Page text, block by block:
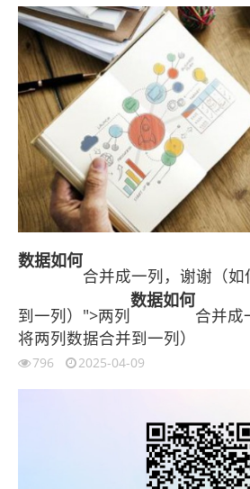
数据如何
合并成一列，谢谢（
到一列）">两列
数据如何
合并成
将两列数据合并到一列）
796 2025-04-09